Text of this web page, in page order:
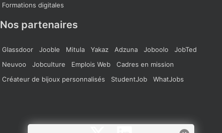
Formations digitales
Nos partenaires
Glassdoor Jooble Mitula Yakaz Adzuna Joboolo
JobTed
Neuvoo
Jobculture Emplois Web
Cadres en mission
Créateur de bijoux personnalisés
StudentJob WhatJobs